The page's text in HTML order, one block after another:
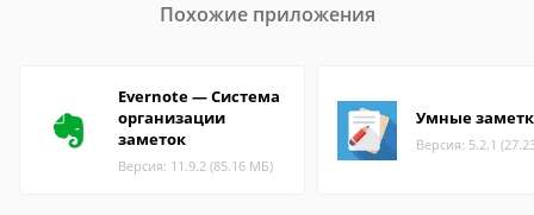
Похожие приложения
Evernote — Система
организации
заметок
Версия: 11.9.2 (85.16 МБ)
Умные
Версия: 5.2.1